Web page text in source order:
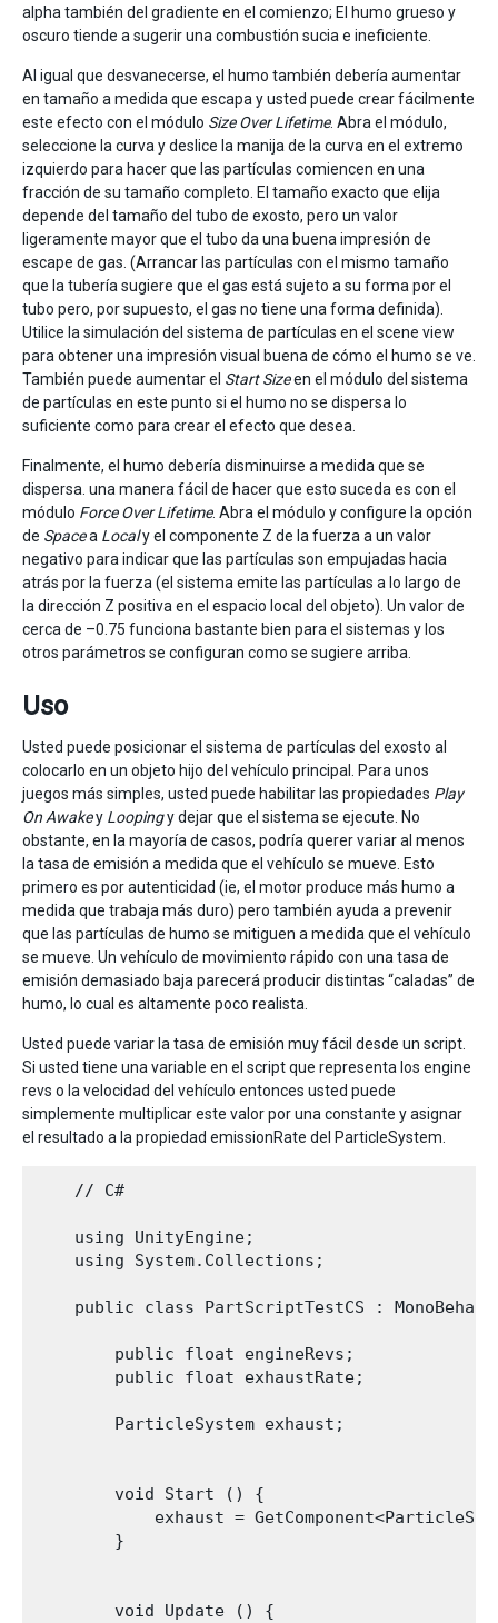
alpha también del gradiente en el comienzo; El humo grueso y
oscuro tiende a sugerir una combustión sucia e ineficiente.
Al igual que desvanecerse, el humo también debería aumentar
en tamaño a medida que escapa y usted puede crear fácilmente
este efecto con el módulo Size Over Lifetime. Abra el módulo,
seleccione la curva y deslice la manija de la curva en el extremo
izquierdo para hacer que las partículas comiencen en una
fracción de su tamaño completo. El tamaño exacto que elija
depende del tamaño del tubo de exosto, pero un valor
ligeramente mayor que el tubo da una buena impresión de
escape de gas. (Arrancar las partículas con el mismo tamaño
que la tubería sugiere que el gas está sujeto a su forma por el
tubo pero, por supuesto, el gas no tiene una forma definida).
Utilice la simulación del sistema de partículas en el scene view
para obtener una impresión visual buena de cómo el humo se ve.
También puede aumentar el Start Sizeen el módulo del sistema
de partículas en este punto si el humo no se dispersa lo
suficiente como para crear el efecto que desea.
Finalmente, el humo debería disminuirse a medida que se
dispersa. una manera fácil de hacer que esto suceda es con el
módulo Force Over Lifetime. Abra el módulo y configure la opción
de Spacea Localy el componente Z de la fuerza a un valor
negativo para indicar que las partículas son empujadas hacia
atrás por la fuerza (el sistema emite las partículas a lo largo de
la dirección Z positiva en el espacio local del objeto). Un valor de
cerca de –0.75 funciona bastante bien para el sistemas y los
otros parámetros se configuran como se sugiere arriba.
Uso
Usted puede posicionar el sistema de partículas del exosto al
colocarlo en un objeto hijo del vehículo principal. Para unos
juegos más simples, usted puede habilitar las propiedades Play
On Awakey Loopingy dejar que el sistema se ejecute. No
obstante, en la mayoría de casos, podría querer variar al menos
la tasa de emisión a medida que el vehículo se mueve. Esto
primero es por autenticidad (ie, el motor produce más humo a
medida que trabaja más duro) pero también ayuda a prevenir
que las partículas de humo se mitiguen a medida que el vehículo
se mueve. Un vehículo de movimiento rápido con una tasa de
emisión demasiado baja parecerá producir distintas “caladas” de
humo, lo cual es altamente poco realista.
Usted puede variar la tasa de emisión muy fácil desde un script.
Si usted tiene una variable en el script que representa los engine
revs o la velocidad del vehículo entonces usted puede
simplemente multiplicar este valor por una constante y asignar
el resultado a la propiedad emissionRate del ParticleSystem.
    // C#
    using UnityEngine;
    using System.Collections;
public class PartScriptTestCS :
        public float engineRevs;
        public float exhaustRate;
        ParticleSystem exhaust;
        void Start () {
exhaust =
        }
        void Update () {